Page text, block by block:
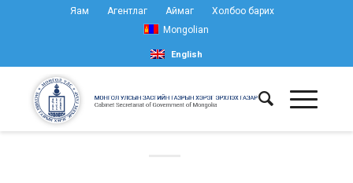
Яам Агентлаг Аймаг
Холбоо барих
Mongolian
English